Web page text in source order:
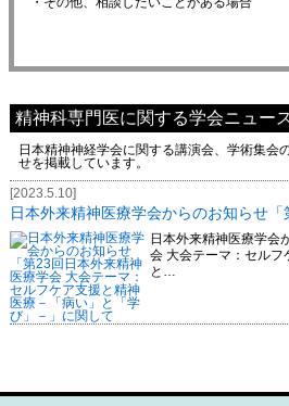
精神科専門医に関する学会ニュー
日本精神神経学会に関する講演会、学術集会
せを掲載しています。
[2023.5.10]
日本外来精神医療学会からのお知らせ「
日本外来精神医療学会
会 大会テーマ：セルフ
と…